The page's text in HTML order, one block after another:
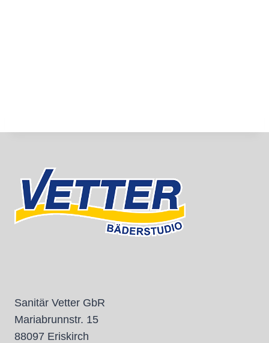
Sanitär Vetter GbR
Mariabrunnstr. 15
88097 Eriskirch